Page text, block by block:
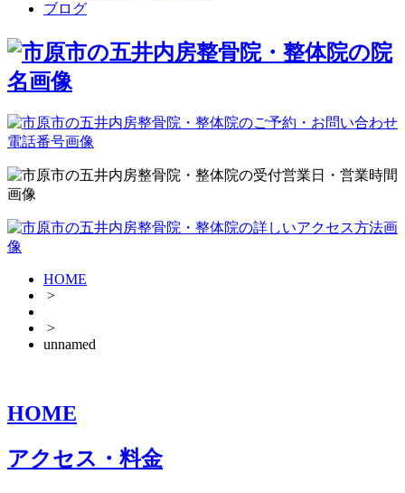
ブログ
HOME
>
>
unnamed
HOME
アクセス・料金